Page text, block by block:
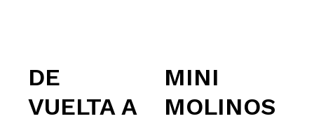
DE
VUELTA A
MINI
MOLINOS